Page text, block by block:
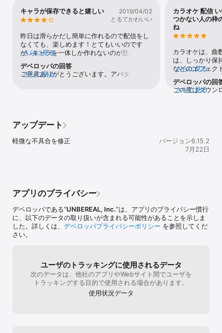
さらに多彩なボイスエフェクト(声加工)や、歌い手の自分の声を即
時にイヤホンに返して音程を確認できる「イヤモニ機能」など、
気軽にプロ気分を味わえたり、歌の練習にも最適です。
カラオケ配信・練習だけでなく「歌投稿」機能で自分の歌ってみた
音声を投稿することも可能です。
マイクがなくてもスマホひとつで本格カラオケの配信が誰でも簡単
【配信機能】
スマホ1つで簡単にカラオケ配信！歌い手・VTuber・Vライバーとし
アバターは自由自在なカスタマイズが可能。
配信ではカラオケ機能を使ってカラオケ配信をしたり、雑談、声劇
など同じ趣味の人と繋がれます！
最大12人まで参加できるコラボルーム機能で自宅にいながら大人数
を歌っているライバーを見つけるチャンス！
ト機能で好きな歌を歌ってもらったりとライバーと視聴者が一緒の
空間で盛り上がれるのが特徴です！
〇topiaはこんな人におすすめ
・スマホ1つで歌い手、VTuber、Vライバーデビューしたい人
・音楽仲間と繋がりたい人
・通信料をかけずに配信活動をしたい人
・歌い手、VTuber、Vライバーを見たい人
・アバター、キャラクター作成、デコレーション、コーディネート
キャラが保存できると嬉しい
2019/04/02
とるてかわいい
昨日は滑らかだし簡単に作れるので配信をし
なくても、楽しめます！とてもいいのです
が…キャラを一体しか作れないのが悲しいで
す。なのでキャラクターを沢山作れるように
なると嬉しいです。キャラは保存してから次
のキャラを作る時にそのキャラを消さないと
さらに見る
デベロッパの回答
ご意見ありがとうございます。アバターにつ
さらに見る
カラオケ 配信
つかない人の枠
ね
カラオケは、曲
は、しっかり保
などのエフェク
ンドが強めだ
も難儀ですね。
大手 公認 に偏
機能を使って録
らないと著察
た方がいいと思
いと思いますが
げられる実際4
ザーの問題です
トなど、チーム
の派閥 チーム
の人は入りづら
さらに見る
デベロッパの回
この度はダウン
見、ご要望を頂
手数をお掛け致
さらに見る
アップデート
軽微な不具合を修正
バージョン6.15.2
7月22日
アプリのプライバシー
デベロッパである“UNBEREAL, Inc.”は、アプリのプライバシー慣行
に、以下のデータの取り扱いが含まれる可能性があることを示しま
した。詳しくは、 デベロッパプライバシーポリシー を参照してくだ
さい。
ユーザのトラッキングに使用されるデータ
次のデータは、他社のアプリやWebサイト間でユーザを
トラッキングする目的で使用される場合があります。
使用状況データ